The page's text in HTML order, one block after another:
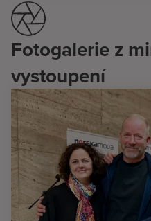
Fotogalerie z
vystoupení